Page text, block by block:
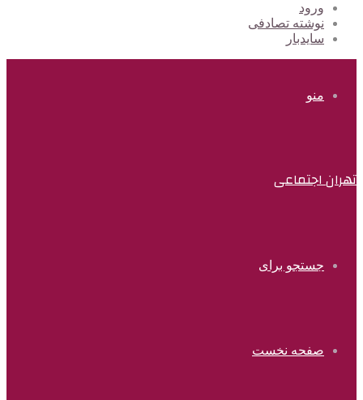
ورود
نوشته تصادفی
سایدبار
منو
تهران اجتماعی
جستجو برای
صفحه نخست